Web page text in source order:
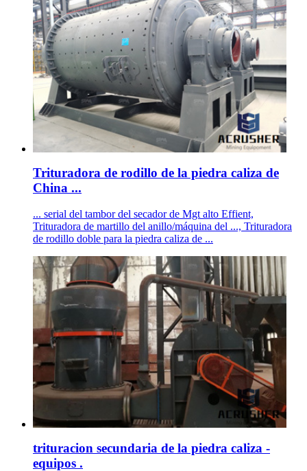
Trituradora de rodillo de la piedra caliza de
China ...
... serial del tambor del secador de Mgt alto Effient,
Trituradora de martillo del anillo/máquina del ..., Trituradora
de rodillo doble para la piedra caliza de ...
trituracion secundaria de la piedra caliza -
equipos .